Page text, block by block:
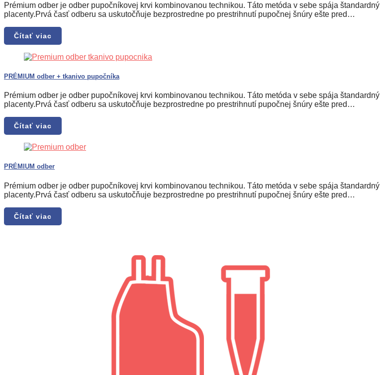
Prémium odber je odber pupočníkovej krvi kombinovanou technikou. Táto metóda v sebe spája
placenty.Prvá časť odberu sa uskutočňuje bezprostredne po prestrihnutí pupočnej šnúry ešte pred…
Čítať viac
PRÉMIUM odber + tkanivo pupočníka
Prémium odber je odber pupočníkovej krvi kombinovanou technikou. Táto metóda v sebe spája
placenty.Prvá časť odberu sa uskutočňuje bezprostredne po prestrihnutí pupočnej šnúry ešte pred…
Čítať viac
PRÉMIUM odber
Prémium odber je odber pupočníkovej krvi kombinovanou technikou. Táto metóda v sebe spája
placenty.Prvá časť odberu sa uskutočňuje bezprostredne po prestrihnutí pupočnej šnúry ešte pred…
Čítať viac